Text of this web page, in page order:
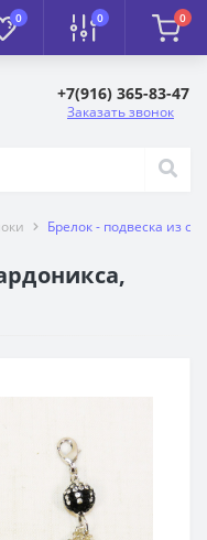
0 0 0
+7(916) 365-83-47
Заказать звонок
Брелок - подвеска из